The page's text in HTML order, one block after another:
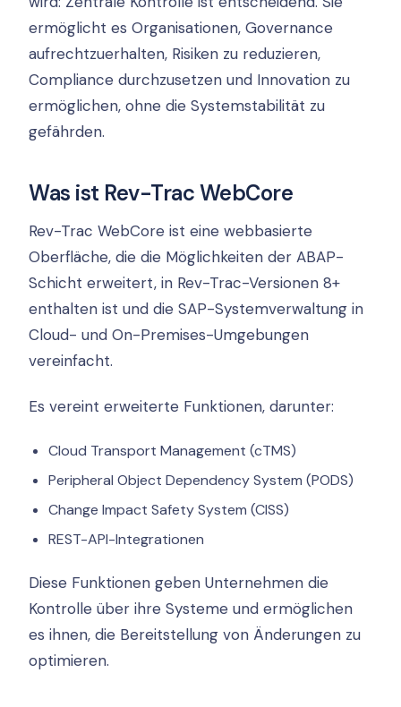
ermöglicht es Organisationen, Governance
aufrechtzuerhalten, Risiken zu reduzieren,
Compliance durchzusetzen und Innovation zu
ermöglichen, ohne die Systemstabilität zu
gefährden.
Was ist Rev-Trac WebCore
Rev-Trac WebCore ist eine webbasierte
Oberfläche, die die Möglichkeiten der ABAP-
Schicht erweitert, in Rev-Trac-Versionen 8+
enthalten ist und die SAP-Systemverwaltung in
Cloud- und On-Premises-Umgebungen
vereinfacht.
Es vereint erweiterte Funktionen, darunter:
Cloud Transport Management (cTMS)
Peripheral Object Dependency System (PODS)
Change Impact Safety System (CISS)
REST-API-Integrationen
Diese Funktionen geben Unternehmen die
Kontrolle über ihre Systeme und ermöglichen
es ihnen, die Bereitstellung von Änderungen zu
optimieren.